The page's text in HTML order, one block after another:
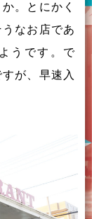
か。 と にか く
う なお 店であ
よ う です 。 で
すが
早速入